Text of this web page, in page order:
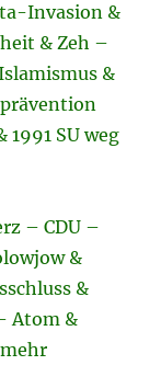
Invasion &
& Zeh –
&
SU weg
– CDU –
&
&
Atom &